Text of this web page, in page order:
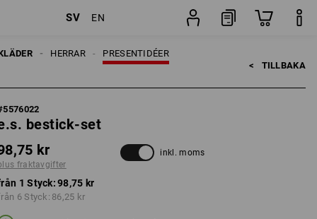
SV EN
PRESENTIDÉER
HERRAR
< TILLBAKA
5576022
bestick-set
kr
fraktavgifter
inkl. moms
1 Styck:98,75 kr
6 Styck: 86,25 kr